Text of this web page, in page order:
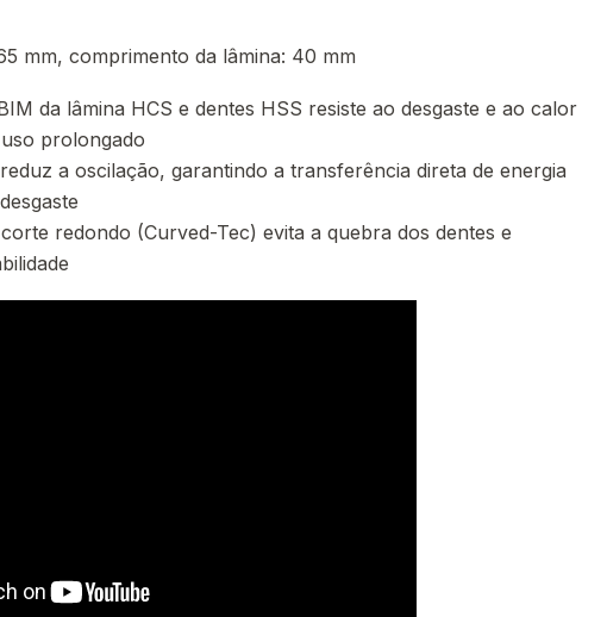
mm, comprimento da lâmina: 40 mm
da lâmina HCS e dentes HSS resiste ao desgaste e ao calor
prolongado
a oscilação, garantindo a transferência direta de energia
redondo (Curved-Tec) evita a quebra dos dentes e